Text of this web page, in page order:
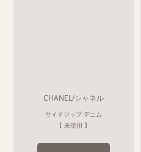
CHANEL/シャネル
サイドジップ デニム
【 未使用 】